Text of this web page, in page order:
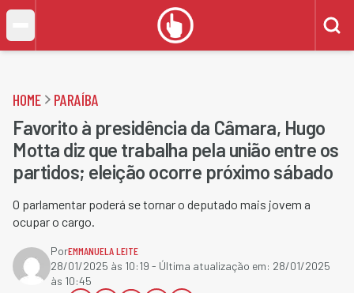
HOME PARAÍBA
Favorito à presidência da Câmara, Hugo
Motta diz que trabalha pela união entre os
partidos; eleição ocorre próximo sábado
O parlamentar poderá se tornar o deputado mais jovem a
ocupar o cargo.
PorEMMANUELA LEITE
28/01/2025 às 10:19 - Última atualização em: 28/01/2025
às 10:45